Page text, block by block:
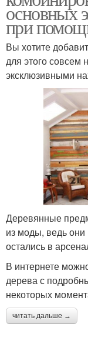
основных
при
Вы хотите
для этого совсем
эксклюзивными
Деревянные
из моды, ведь
остались в
В интернете
дерева с
некоторых
читать дальше →